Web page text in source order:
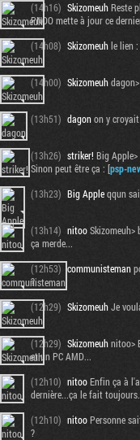
(14h16) SkizomeuhReste
PNOO mette à jour ce
(14h08) Skizomeuhle lien
(14h00) Skizomeuh
(13h51) dagonon y
(13h26) striker! Big
Sinon peut être ça : [psp-
(13h23) Big Appleqqun
(13h14) nitoo
ça merde...
(12h53) communisteman
?
(12h29) SkizomeuhJe
(12h29) Skizomeuhnitoo>
et un PC AMD...
(12h10) nitooEnfin ça à
dernière...ça le fait
(12h10) nitooPersonne
?